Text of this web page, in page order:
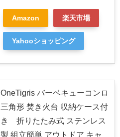
Amazon 楽天市場
Yahooショッピング
OneTigris バーベキューコンロ
三角形 焚き火台 収納ケース付
き 折りたたみ式 ステンレス
製 組立簡単 アウトドア キャ